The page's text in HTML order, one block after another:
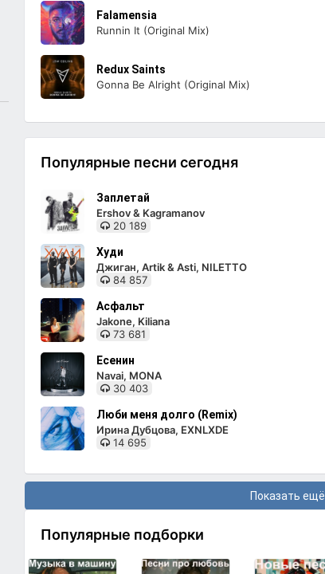
Falamensia
Runnin It (Original Mix)
Redux Saints
Gonna Be Alright (Original Mix)
Популярные песни сегодня
Заплетай
Ershov & Kagramanov
20 189
Худи
Джиган, Artik & Asti, NILETTO
84 857
Асфальт
Jakone, Kiliana
73 681
Есенин
Navai, MONA
30 403
Люби меня долго (Remix)
Ирина Дубцова, EXNLXDE
14 695
Показать ещё
Популярные подборки